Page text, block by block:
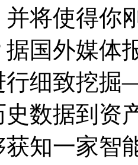
并将使得你
据国外媒体
行细致挖
史数据到
获知一家智